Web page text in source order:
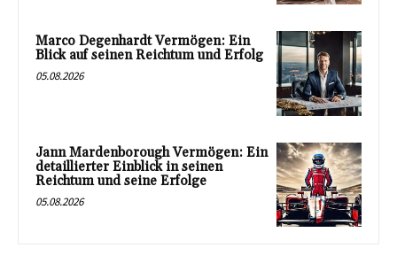
Marco Degenhardt Vermögen: Ein
Blick auf seinen Reichtum und Erfolg
05.08.2026
Jann Mardenborough Vermögen: Ein
detaillierter Einblick in seinen
Reichtum und seine Erfolge
05.08.2026